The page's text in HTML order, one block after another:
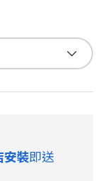
安裝即送